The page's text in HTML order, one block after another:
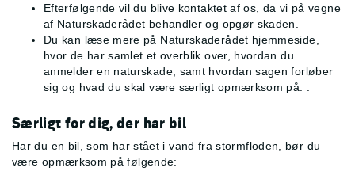
Efterfølgende vil du blive kontaktet af os, da vi på vegne
af Naturskaderådet behandler og opgør skaden.
Du kan læse mere på Naturskaderådet hjemmeside,
hvor de har samlet et overblik over, hvordan du
anmelder en naturskade, samt hvordan sagen forløber
sig og hvad du skal være særligt opmærksom på. .
Særligt for dig, der har bil
Har du en bil, som har stået i vand fra stormfloden, bør du
være opmærksom på følgende: